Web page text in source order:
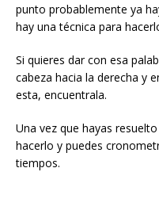
punto probablemente ya
hay una técnica para
Si quieres dar con esa
cabeza hacia la derecha y
esta, encuentrala.
Una vez que hayas
hacerlo y puedes
tiempos.